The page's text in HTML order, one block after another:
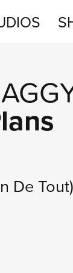
De Tout)